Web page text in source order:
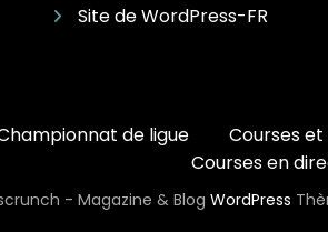
Site de WordPress-FR
de ligue Courses et
Courses en
- Magazine & Blog WordPress